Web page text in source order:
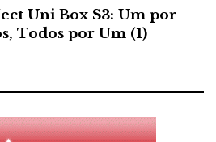
Uni Box S3: Um por
Todos por Um (1)